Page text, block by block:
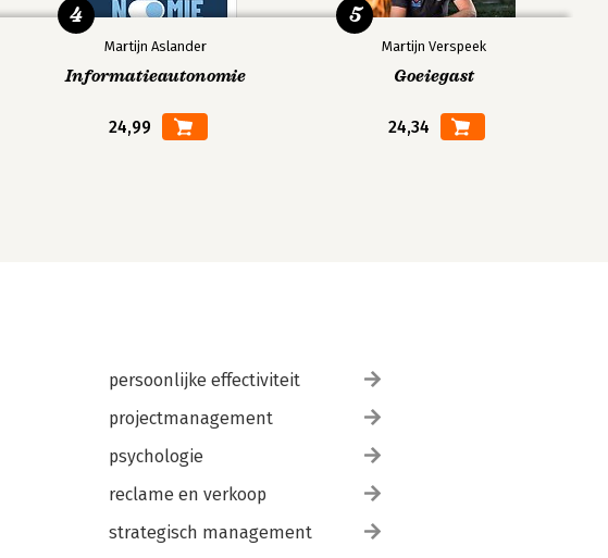
Martijn Aslander
Informatieautonomie
24,99
4
Martijn Verspeek
Goeiegast
24,34
5
persoonlijke effectiviteit
projectmanagement
psychologie
reclame en verkoop
strategisch management